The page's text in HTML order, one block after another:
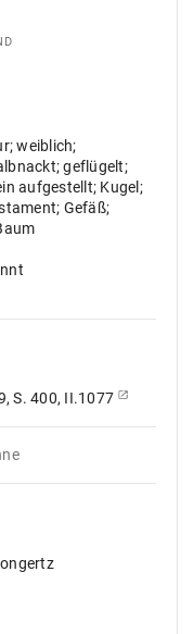
weiblich;
geflügelt;
aufgestellt; Kugel;
Gefäß;
S. 400, II.1077